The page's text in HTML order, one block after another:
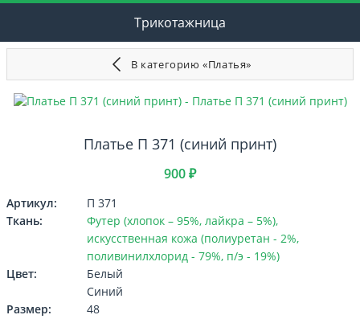
Трикотажница
В категорию «Платья»
Платье П 371 (синий принт)
900 ₽
Артикул:
П 371
Ткань:
Футер (хлопок – 95%, лайкра – 5%),
искусственная кожа (полиуретан - 2%,
поливинилхлорид - 79%, п/э - 19%)
Цвет:
Белый
Синий
Размер:
48